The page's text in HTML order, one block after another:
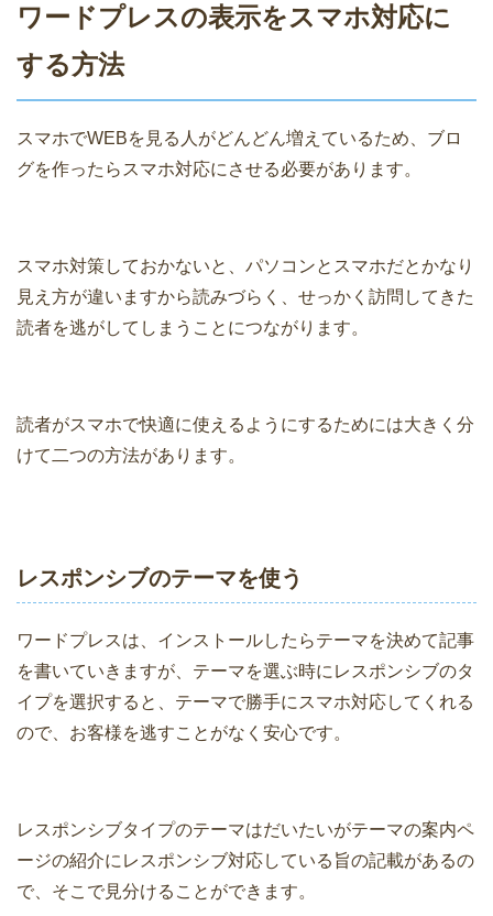
ワードプレスの表示をスマホ対応に
する方法
スマホでWEBを見る人がどんどん増えているため、ブロ
グを作ったらスマホ対応にさせる必要があります。
スマホ対策しておかないと、パソコンとスマホだとかなり
見え方が違いますから読みづらく、せっかく訪問してきた
読者を逃がしてしまうことにつながります。
読者がスマホで快適に使えるようにするためには大きく分
けて二つの方法があります。
レスポンシブのテーマを使う
ワードプレスは、インストールしたらテーマを決めて記事
を書いていきますが、テーマを選ぶ時にレスポンシブのタ
イプを選択すると、テーマで勝手にスマホ対応してくれる
ので、お客様を逃すことがなく安心です。
レスポンシブタイプのテーマはだいたいがテーマの案内ペ
ージの紹介にレスポンシブ対応している旨の記載があるの
で、そこで見分けることができます。